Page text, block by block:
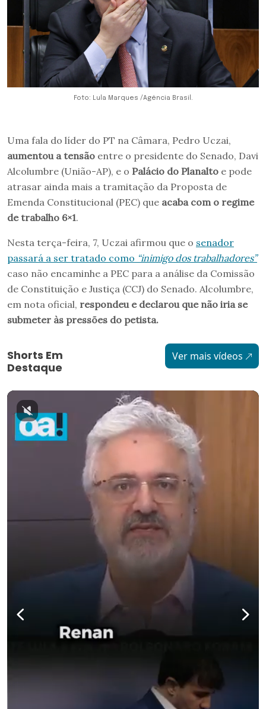
Foto: Lula Marques /Agência Brasil.
Uma fala do líder do PT na Câmara, Pedro Uczai,
aumentou a tensão entre o presidente do Senado, Davi
Alcolumbre (União-AP), e o Palácio do Planalto e pode
atrasar ainda mais a tramitação da Proposta de
Emenda Constitucional (PEC) que acaba com o regime
de trabalho 6×1.
Nesta terça-feira, 7, Uczai afirmou que o senador
passará a ser tratado como “inimigo dos trabalhadores”
caso não encaminhe a PEC para a análise da Comissão
de Constituição e Justiça (CCJ) do Senado. Alcolumbre,
em nota oficial, respondeu e declarou que não iria se
submeter às pressões do petista.
Shorts Em
Destaque
Ver mais vídeos